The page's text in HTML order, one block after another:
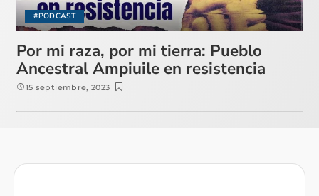
#PODCAST
Por mi raza, por mi tierra: Pueblo
Ancestral Ampiuile en resistencia
15 septiembre, 2023